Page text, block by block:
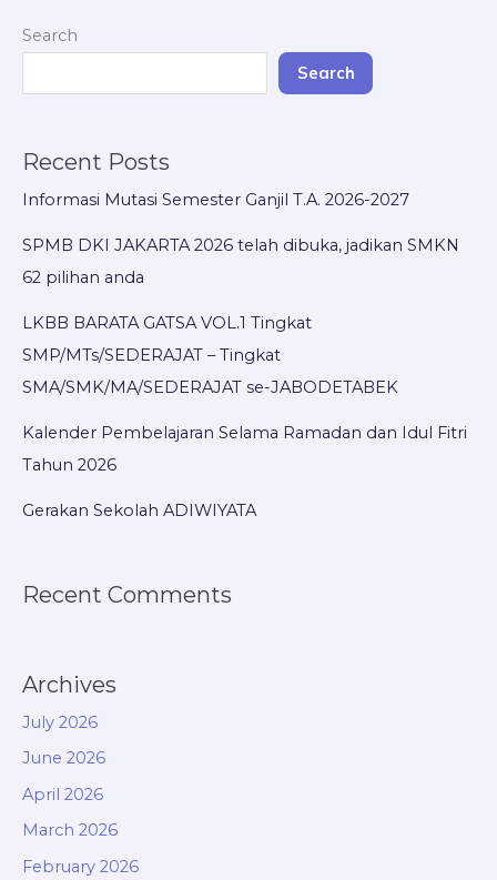
Search
Search
Recent Posts
Informasi Mutasi Semester Ganjil T.A. 2026-2027
SPMB DKI JAKARTA 2026 telah dibuka, jadikan SMKN
62 pilihan anda
LKBB BARATA GATSA VOL.1 Tingkat
SMP/MTs/SEDERAJAT – Tingkat
SMA/SMK/MA/SEDERAJAT se-JABODETABEK
Kalender Pembelajaran Selama Ramadan dan Idul Fitri
Tahun 2026
Gerakan Sekolah ADIWIYATA
Recent Comments
Archives
July 2026
June 2026
April 2026
March 2026
February 2026